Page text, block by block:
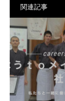
関連記事